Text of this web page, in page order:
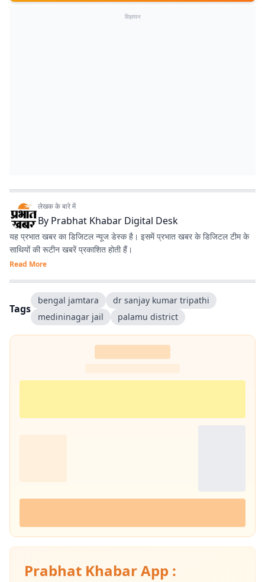
विज्ञापन
लेखक के बारे में
By Prabhat Khabar Digital Desk
यह प्रभात खबर का डिजिटल न्यूज डेस्क है। इसमें प्रभात खबर के डिजिटल टीम के
साथियों की रूटीन खबरें प्रकाशित होती हैं।
Read More
Tags
bengal jamtara
dr sanjay kumar tripathi
medininagar jail
palamu district
Prabhat Khabar App :